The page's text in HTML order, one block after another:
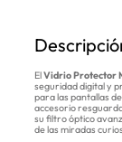
ElVidrio Protector
seguridad digital y
para las pantallas
accesorio
su filtro óptico
de las miradas